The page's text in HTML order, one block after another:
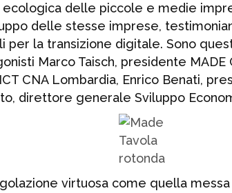
delle piccole e medie
delle stesse imprese,
per la transizione digitale. Sono
Marco Taisch, presidente
CNA Lombardia, Enrico Benati,
direttore generale Sviluppo
Tavola
rotonda
virtuosa come quella